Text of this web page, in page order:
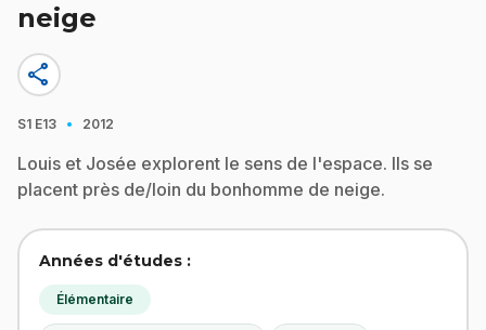
neige
share
S1 E13 · 2012
Louis et Josée explorent le sens de l'espace. Ils se
placent près de/loin du bonhomme de neige.
Années d'études :
Élémentaire